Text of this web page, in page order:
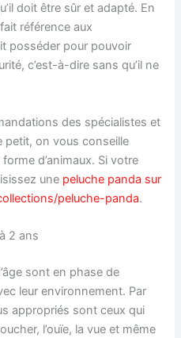
doit être sûr et adapté. En
référence aux
posséder pour pouvoir
c’est-à-dire sans qu’il ne
des spécialistes et
petit, on vous conseille
d’animaux. Si votre
une peluche panda sur
peluche-panda.
2 ans
sont en phase de
leur environnement. Par
appropriés sont ceux qui
l’ouïe, la vue et même